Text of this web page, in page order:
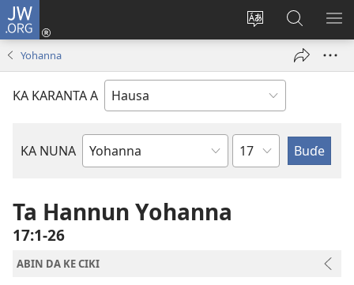
JW.ORG
Ka
dandalin
Ka
Shiga
window)
Bincika
JW.ORG
KA
Yohanna
KA KARANTA A
KA NUNA
Littattafan
Tsarki
Babi
Ta Hannun Yohanna
17:1-26
ABIN DA KE CIKI